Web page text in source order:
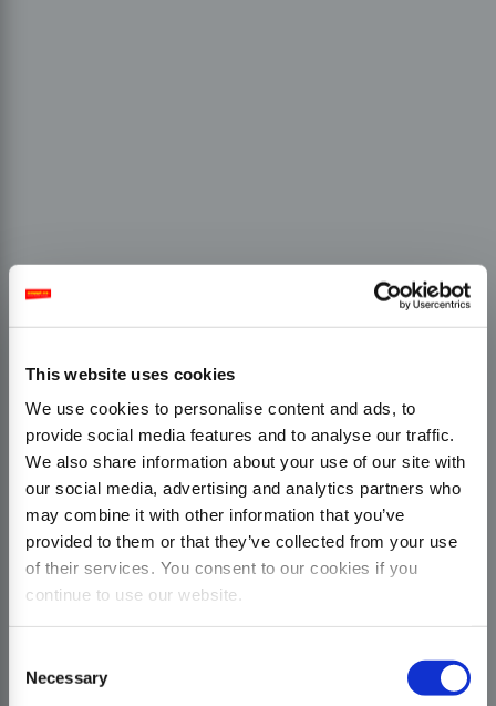
This website uses cookies
We use cookies to personalise content and ads, to
provide social media features and to analyse our traffic.
We also share information about your use of our site with
our social media, advertising and analytics partners who
may combine it with other information that you’ve
provided to them or that they’ve collected from your use
of their services. You consent to our cookies if you
continue to use our website.
Selection
Necessary